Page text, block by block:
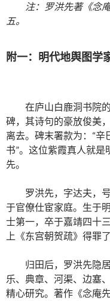
注：罗洪先著《念
五。
附一：明代地舆图学
在庐山白鹿洞书院
碑，其诗句的豪放俊美
离去。碑末署款为：“
书”。这位紫霞真人就
先。
罗洪先，字达夫，
于官僚仕宦家庭。生于
士第一，卒于嘉靖四十
上《东宫朝贺疏》得罪
归田后，罗洪先隐
乐、典章、河渠、边塞
精心研究。著作《念庵